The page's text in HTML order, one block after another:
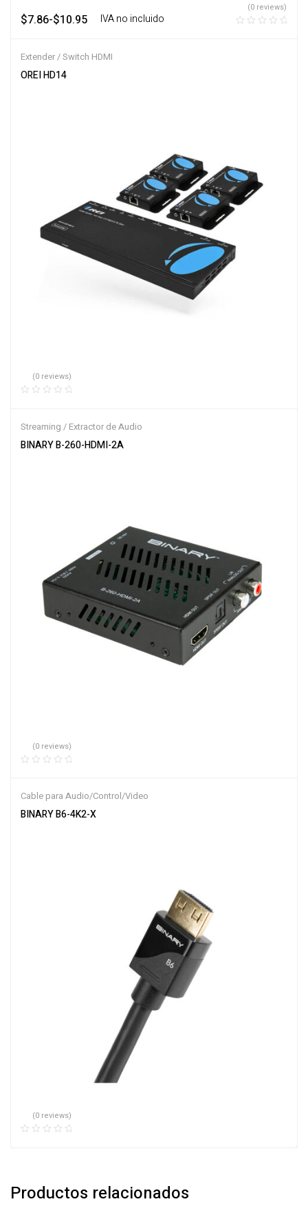
$7.86-$10.95 ‎ ‎ ‎ IVA no incluido
(0 reviews)
Extender / Switch HDMI
OREI HD14
(0 reviews)
Streaming / Extractor de Audio
BINARY B-260-HDMI-2A
(0 reviews)
Cable para Audio/Control/Video
BINARY B6-4K2-X
(0 reviews)
Productos relacionados